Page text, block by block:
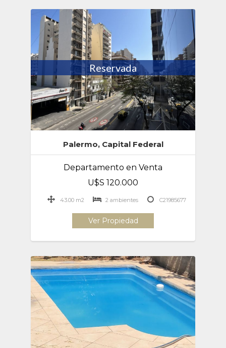
Reservada
Palermo, Capital Federal
Departamento en Venta
U$S 120.000
43.00 m2 2 ambientes C21985677
Ver Propiedad